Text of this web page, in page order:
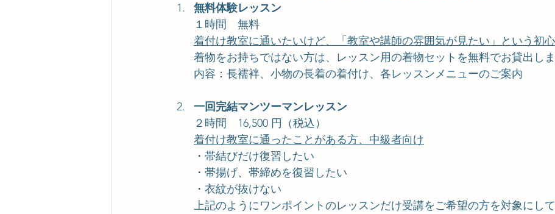
無料体験レッスン
１時間　無料
着付け教室に通いたいけど、「教室や講師の雰囲気が見たい」という初
着物をお持ちではない方は、レッスン用の着物セットを無料でお貸出しま
内容：長襦袢、小物の長着の着付け、各レッスンメニューのご案内
一回完結マンツーマンレッスン
２時間　16,500 円（税込）
着付け教室に通ったことがある方、中級者向け
・帯結びだけ復習したい
・帯揚げ、帯締めを復習したい
・衣紋が抜けない
上記のようにワンポイントのレッスンだけ受講をご希望の方を対象にして